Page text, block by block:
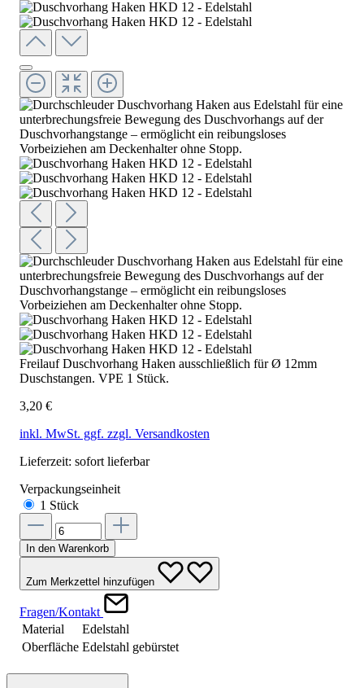
Freilauf Duschvorhang Haken ausschließlich für Ø 12mm
Duschstangen. VPE 1 Stück.
3,20 €
inkl. MwSt. ggf. zzgl. Versandkosten
Lieferzeit: sofort lieferbar
Verpackungseinheit
1 Stück
In den Warenkorb
Zum Merkzettel hinzufügen
Fragen/Kontakt
Material
Edelstahl
Oberfläche Edelstahl gebürstet